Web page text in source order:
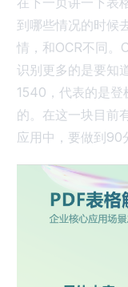
到哪些情况的时候
情，和OCR不同。
识别更多的是要知
1540，代表的是
的。在这一块目前
应用中，要做到90